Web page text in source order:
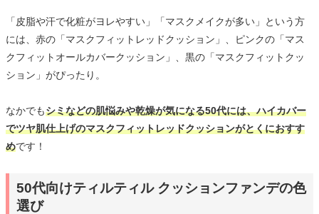
「皮脂や汗で化粧がヨレやすい」「マスクメイクが多い」という方
には、赤の「マスクフィットレッドクッション」、ピンクの「マス
クフィットオールカバークッション」、黒の「マスクフィットクッ
ション」がぴったり。
なかでもシミなどの肌悩みや乾燥が気になる50代には、ハイカバー
でツヤ肌仕上げのマスクフィットレッドクッションがとくにおすす
めです！
50代向けティルティル クッションファンデの色
選び